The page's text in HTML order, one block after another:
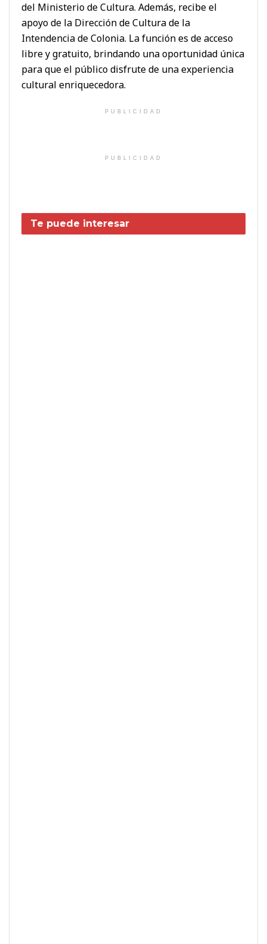
del Ministerio de Cultura. Además, recibe el
apoyo de la Dirección de Cultura de la
Intendencia de Colonia. La función es de acceso
libre y gratuito, brindando una oportunidad única
para que el público disfrute de una experiencia
cultural enriquecedora.
PUBLICIDAD
PUBLICIDAD
Te puede interesar